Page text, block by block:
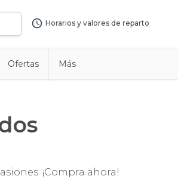
Horarios y valores de reparto
Ofertas Más
¡Compra ahora!